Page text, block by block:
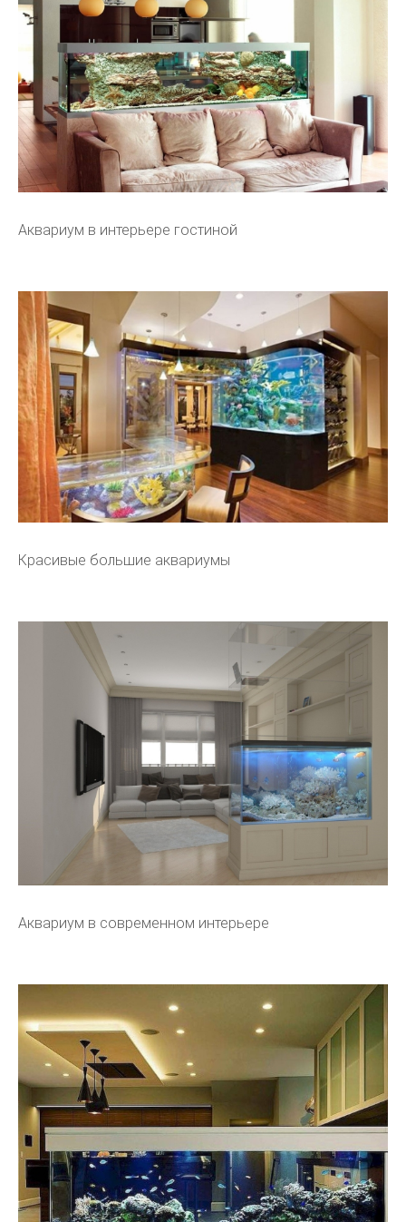
Аквариум в интерьере гостиной
Красивые большие аквариумы
Аквариум в современном интерьере